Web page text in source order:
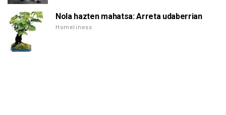
Nola hazten mahatsa: Arreta udaberrian
Homeliness